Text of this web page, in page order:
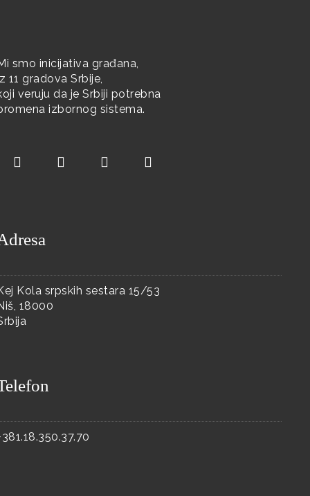
smo inicijativa građana,
11 gradova Srbije,
veruju da je Srbiji potrebna
izbornog sistema.
Kola srpskih sestara 15/53
18000